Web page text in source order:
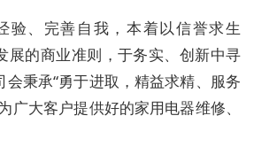
验、完善自我，本着以信誉求生
展的商业准则，于务实、创新中寻
秉承“勇于进取，精益求精、服务
广大客户提供好的家用电器维修、